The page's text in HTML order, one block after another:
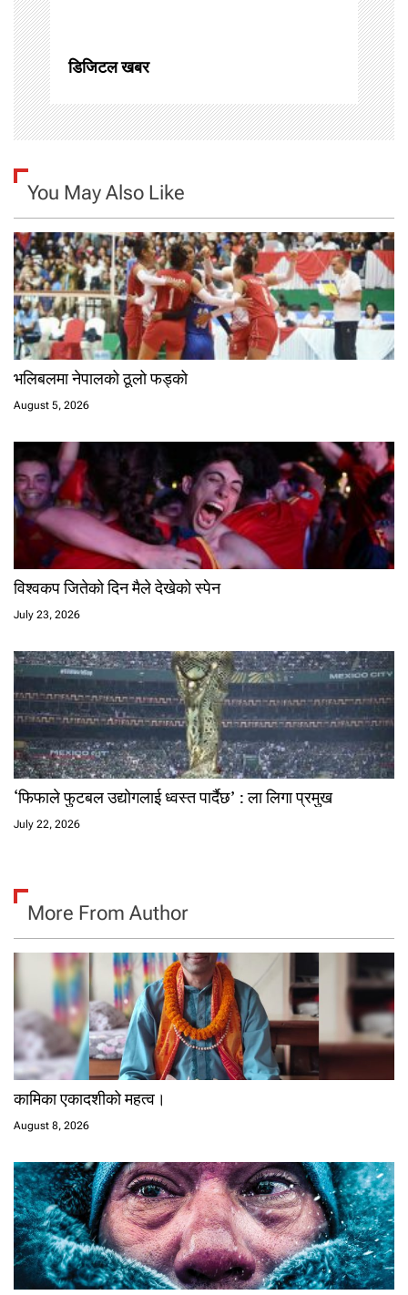
i
o
n
डिजिटल खबर
You May Also Like
भलिबलमा नेपालको ठूलो फड्को
August 5, 2026
विश्वकप जितेको दिन मैले देखेको स्पेन
July 23, 2026
‘फिफाले फुटबल उद्योगलाई ध्वस्त पार्दैछ’ : ला लिगा प्रमुख
July 22, 2026
More From Author
कामिका एकादशीको महत्व।
August 8, 2026